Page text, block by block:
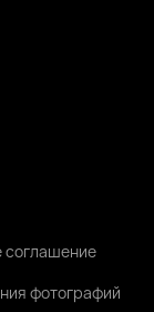
соглашение
фотографий